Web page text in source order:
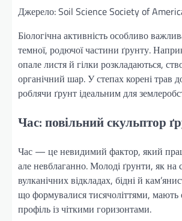
Джерело: Soil Science Society of
Біологічна активність особливо
темної, родючої частини ґрунту.
опале листя й гілки розкладаються,
органічний шар. У степах корені трав
роблячи ґрунт ідеальним для
Час: повільний скульптор
Час — це невидимий фактор, який
але невблаганно. Молоді ґрунти, як на
вулканічних відкладах, бідні й
що формувалися тисячоліттями, мають
профіль із чіткими горизонтами.